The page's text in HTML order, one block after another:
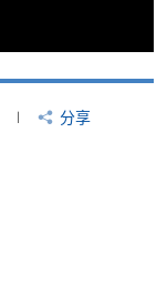
分享